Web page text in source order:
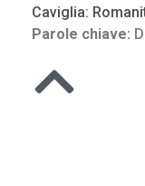
Caviglia:
Parole chiave: